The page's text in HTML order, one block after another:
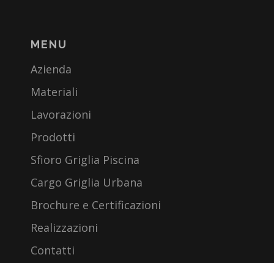
MENU
Azienda
Materiali
Lavorazioni
Prodotti
Sfioro Griglia Piscina
Cargo Griglia Urbana
Brochure e Certificazioni
Realizzazioni
Contatti